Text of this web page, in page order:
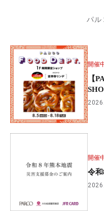
パル
開催
【
開催
令